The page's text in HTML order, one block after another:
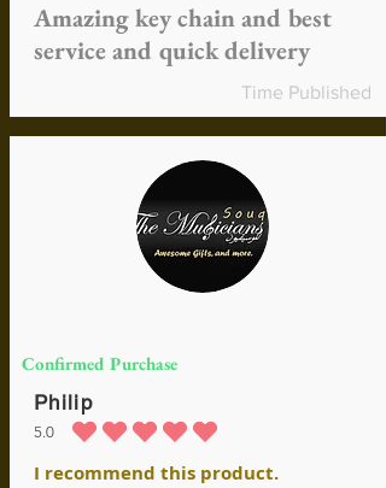
Amazing key chain and best
service and quick delivery
Time Published
Confirmed Purchase
Philip
5.0
la calificación promedio es 5 de 5
I recommend this product.